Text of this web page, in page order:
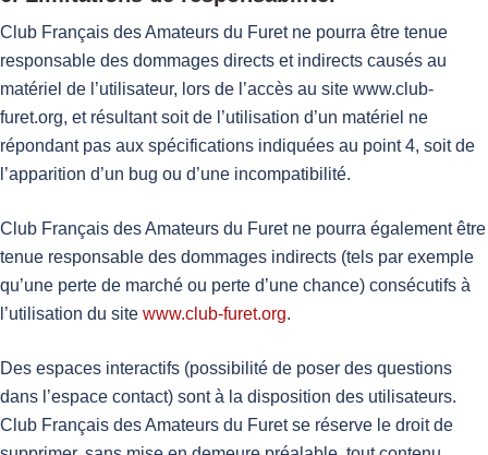
Club Français des Amateurs du Furet ne pourra être tenue
responsable des dommages directs et indirects causés au
matériel de l’utilisateur, lors de l’accès au site www.club-
furet.org, et résultant soit de l’utilisation d’un matériel ne
répondant pas aux spécifications indiquées au point 4, soit de
l’apparition d’un bug ou d’une incompatibilité.
Club Français des Amateurs du Furet ne pourra également être
tenue responsable des dommages indirects (tels par exemple
qu’une perte de marché ou perte d’une chance) consécutifs à
l’utilisation du site www.club-furet.org.
Des espaces interactifs (possibilité de poser des questions
dans l’espace contact) sont à la disposition des utilisateurs.
Club Français des Amateurs du Furet se réserve le droit de